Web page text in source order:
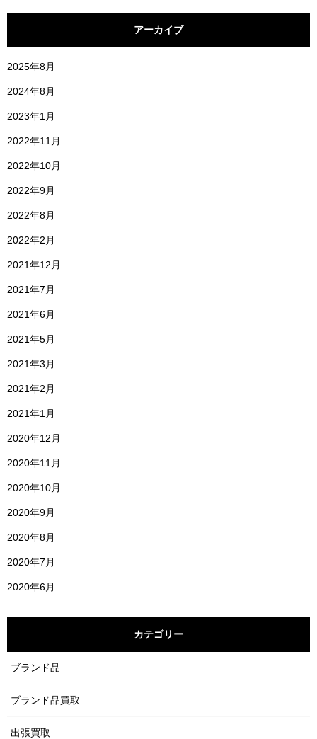
アーカイブ
2025年8月
2024年8月
2023年1月
2022年11月
2022年10月
2022年9月
2022年8月
2022年2月
2021年12月
2021年7月
2021年6月
2021年5月
2021年3月
2021年2月
2021年1月
2020年12月
2020年11月
2020年10月
2020年9月
2020年8月
2020年7月
2020年6月
カテゴリー
ブランド品
ブランド品買取
出張買取